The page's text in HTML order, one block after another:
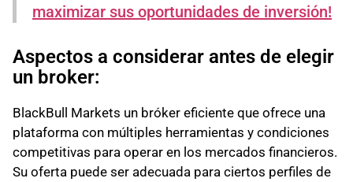
maximizar sus oportunidades de inversión!
Aspectos a considerar antes de elegir
un broker:
BlackBull Markets un bróker eficiente que ofrece una
plataforma con múltiples herramientas y condiciones
competitivas para operar en los mercados financieros.
Su oferta puede ser adecuada para ciertos perfiles de